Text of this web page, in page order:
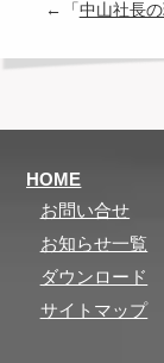
←「 中山社長
HOME
お問い合せ
お知らせ一覧
ダウンロード
サイトマップ